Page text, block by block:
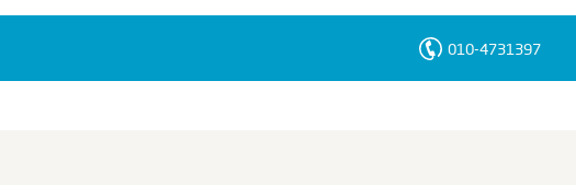
010-4731397
Personen